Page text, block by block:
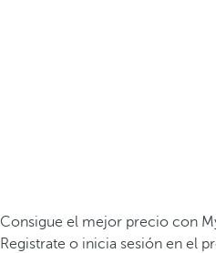
Consigue el mejor precio con
Registrate o inicia sesión en el